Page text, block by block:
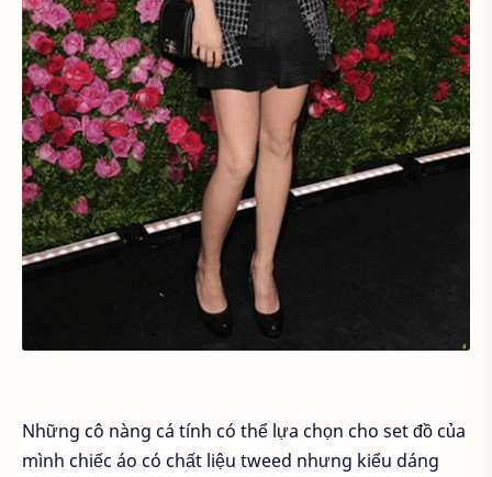
Những cô nàng cá tính có thể lựa chọn cho set đồ của
mình chiếc áo có chất liệu tweed nhưng kiểu dáng